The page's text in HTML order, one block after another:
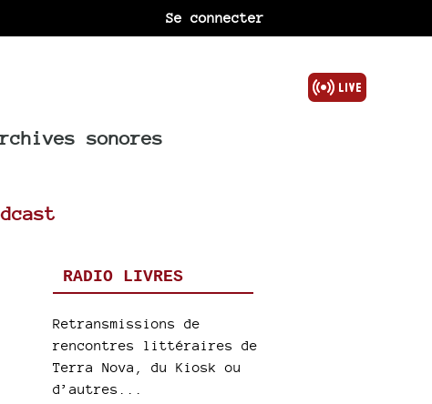
Se connecter
sonores
RADIO LIVRES
Retransmissions de
rencontres littéraires de
Terra Nova, du Kiosk ou
d’autres...